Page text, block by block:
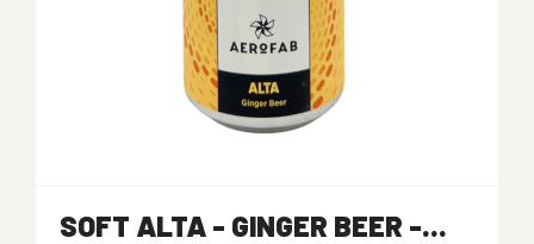
SOFT ALTA - GINGER BEER -...